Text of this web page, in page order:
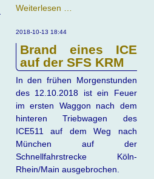
Weiterlesen …
2018-10-13 18:44
Brand eines ICE
auf der SFS KRM
In den frühen Morgenstunden
des 12.10.2018 ist ein Feuer
im ersten Waggon nach dem
hinteren Triebwagen des
ICE511 auf dem Weg nach
München auf der
Schnellfahrstrecke Köln-
Rhein/Main ausgebrochen.